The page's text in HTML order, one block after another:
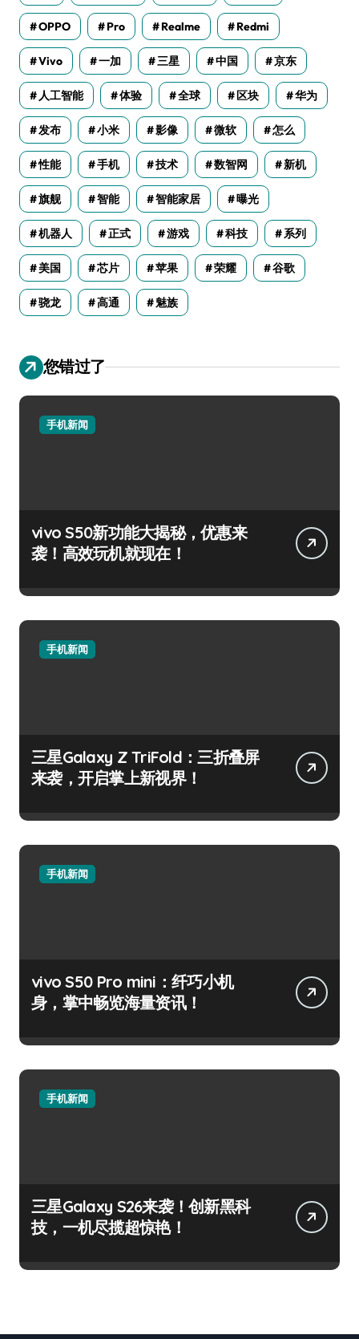
OPPO Pro Realme Redmi
Vivo 一加 三星 中国 京东
人工智能 体验 全球 区块 华为
发布 小米 影像 微软 怎么
性能 手机 技术 数智网 新机
旗舰 智能 智能家居 曝光
机器人 正式 游戏 科技 系列
美国 芯片 苹果 荣耀 谷歌
骁龙 高通 魅族
您错过了
手机新闻
vivo S50新功能大揭秘，优惠来
袭！高效玩机就现在！
手机新闻
三星Galaxy Z TriFold：三折叠屏
来袭，开启掌上新视界！
手机新闻
vivo S50 Pro mini：纤巧小机
身，掌中畅览海量资讯！
手机新闻
三星Galaxy S26来袭！创新黑科
技，一机尽揽超惊艳！